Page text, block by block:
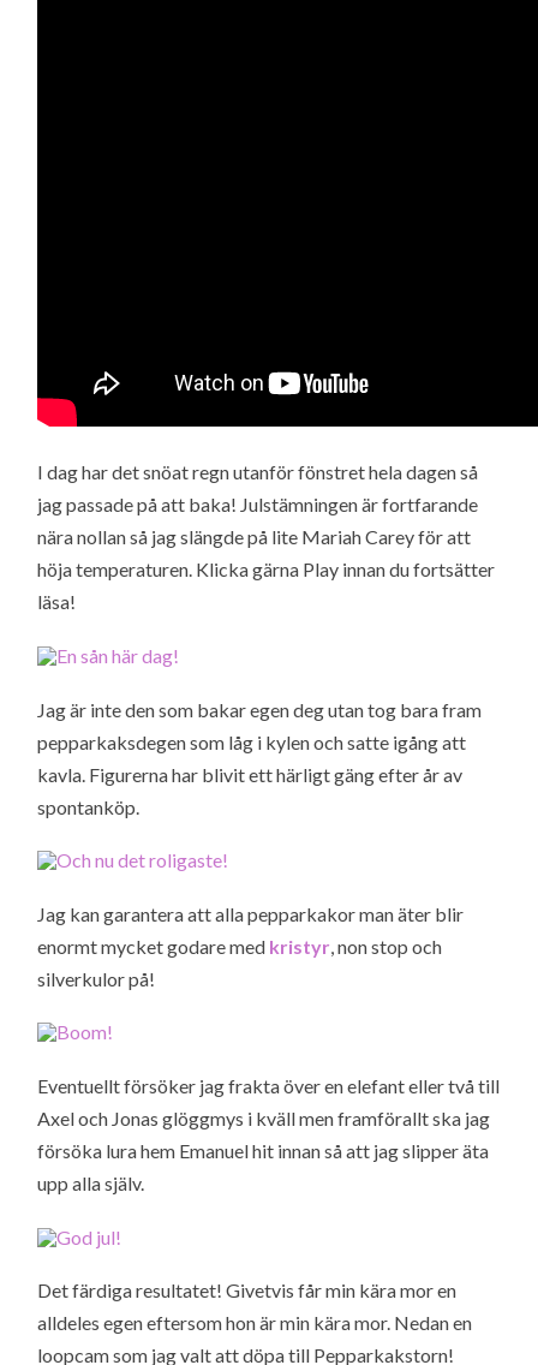
I dag har det snöat regn utanför fönstret hela dagen så
jag passade på att baka! Julstämningen är fortfarande
nära nollan så jag slängde på lite Mariah Carey för att
höja temperaturen. Klicka gärna Play innan du fortsätter
läsa!
Jag är inte den som bakar egen deg utan tog bara fram
pepparkaksdegen som låg i kylen och satte igång att
kavla. Figurerna har blivit ett härligt gäng efter år av
spontanköp.
Jag kan garantera att alla pepparkakor man äter blir
enormt mycket godare med kristyr , non stop och
silverkulor på!
Eventuellt försöker jag frakta över en elefant eller två till
Axel och Jonas glöggmys i kväll men framförallt ska jag
försöka lura hem Emanuel hit innan så att jag slipper äta
upp alla själv.
Det färdiga resultatet! Givetvis får min kära mor en
alldeles egen eftersom hon är min kära mor. Nedan en
loopcam som jag valt att döpa till Pepparkakstorn!